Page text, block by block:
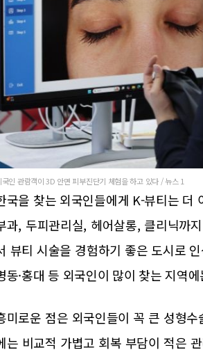
국인 관람객이 3D 안면 피부진단기 체험을 하고 있다 / 뉴스 1
국을 찾는 외국인들에게 K-뷰티는 더
과, 두피관리실, 헤어살롱, 클리닉까
뷰티 시술을 경험하기 좋은 도시로
동·홍대 등 외국인이 많이 찾는 지역
미로운 점은 외국인들이 꼭 큰 성형
는 비교적 가볍고 회복 부담이 적은